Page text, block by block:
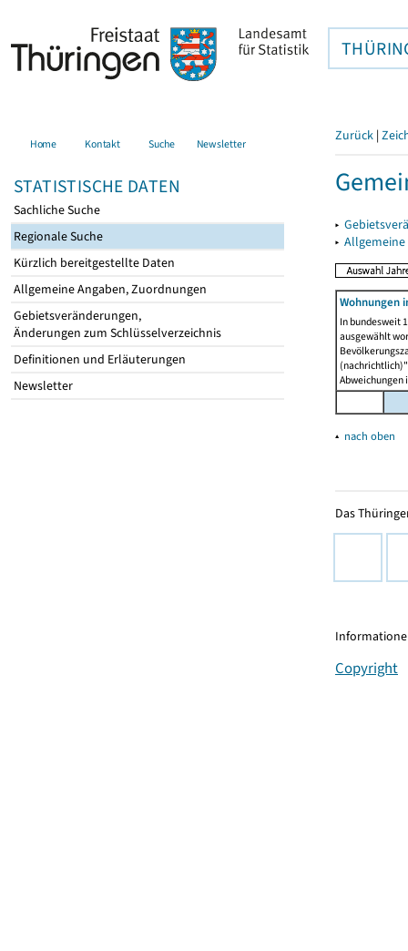
Home Kontakt Suche Newsletter
STATISTISCHE DATEN
Sachliche Suche
Regionale Suche
Kürzlich bereitgestellte Daten
Allgemeine Angaben, Zuordnungen
Gebietsveränderungen,
Änderungen zum Schlüsselverzeichnis
Definitionen und Erläuterungen
Newsletter
Zurück |
▸
▸
Wohnungen
In bundesweit
ausgewählt
Abweichungen
▴ nach oben
Das
Copyright